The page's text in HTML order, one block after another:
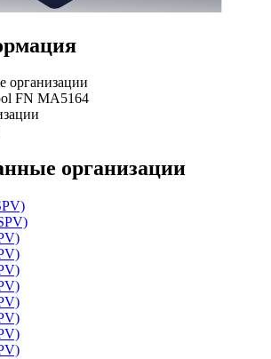
организации
FN MA5164
организации